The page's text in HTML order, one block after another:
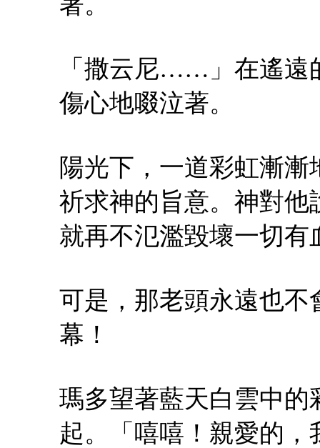
「撒云尼……」在遙遠
傷心地啜泣著。
陽光下，一道彩虹漸
祈求神的旨意。神對
就再不氾濫毀壞一切有
可是，那老頭永遠也
幕！
瑪多望著藍天白雲中
起。「嘻嘻！親愛的